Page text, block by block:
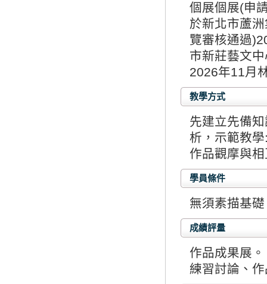
個展個展(申
於新北市蘆
覽審核通過
市新莊藝文
2026年11月
教學方式
先建立先備
析，示範教
作品觀摩與
學員條件
無須素描基
成績評量
作品成果展。
練習討論、